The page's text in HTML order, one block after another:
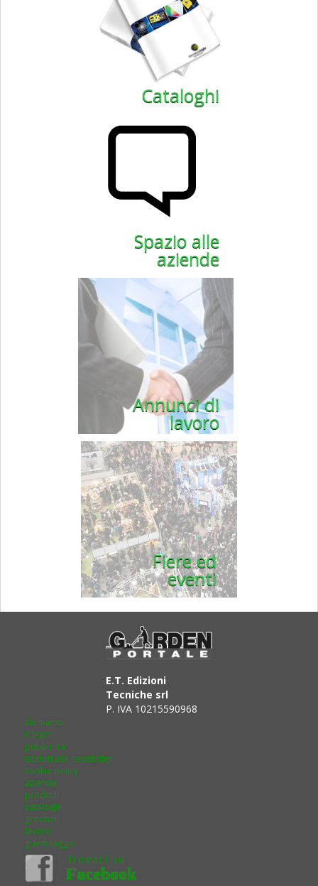
Cataloghi
Spazio alle
aziende
Annunci di
lavoro
Fiere ed
eventi
E.T. Edizioni
Tecniche srl
P. IVA 10215590968
chi siamo
il team
pubblicita'
iscriviti alla newsletter
cookie policy
aziende
prodotti
cataloghi
grossisti
lavoro
giardinaggio
Trovaci su
Facebook